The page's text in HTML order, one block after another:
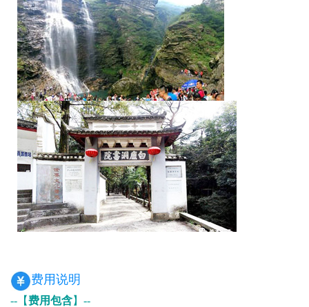
费用说明
--【费用包含】--